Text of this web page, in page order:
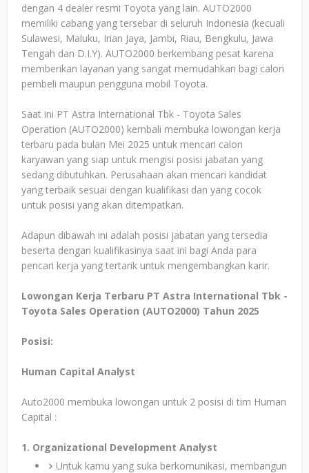
dengan 4 dealer resmi Toyota yang lain. AUTO2000
memiliki cabang yang tersebar di seluruh Indonesia (kecuali
Sulawesi, Maluku, Irian Jaya, Jambi, Riau, Bengkulu, Jawa
Tengah dan D.I.Y). AUTO2000 berkembang pesat karena
memberikan layanan yang sangat memudahkan bagi calon
pembeli maupun pengguna mobil Toyota.
Saat ini PT Astra International Tbk - Toyota Sales
Operation (AUTO2000) kembali membuka lowongan kerja
terbaru pada bulan Mei 2025 untuk mencari calon
karyawan yang siap untuk mengisi posisi jabatan yang
sedang dibutuhkan. Perusahaan akan mencari kandidat
yang terbaik sesuai dengan kualifikasi dan yang cocok
untuk posisi yang akan ditempatkan.
Adapun dibawah ini adalah posisi jabatan yang tersedia
beserta dengan kualifikasinya saat ini bagi Anda para
pencari kerja yang tertarik untuk mengembangkan karir.
Lowongan Kerja Terbaru PT Astra International Tbk -
Toyota Sales Operation (AUTO2000) Tahun 2025
Posisi:
Human Capital Analyst
Auto2000 membuka lowongan untuk 2 posisi di tim Human
Capital :
1. Organizational Development Analyst
Untuk kamu yang suka berkomunikasi, membangun